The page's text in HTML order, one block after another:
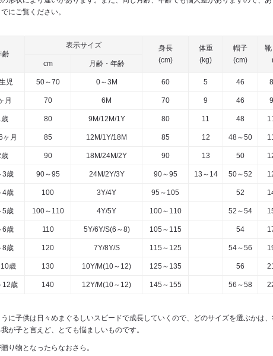
にご覧ください。
齢
表示サイズ
身長
(cm)
体重
(kg)
帽子
(cm)
cm 月齢・年齢
児 50～70 0～3M 60 5 46
月 70 6M 70 9 46
歳 80 9M/12M/1Y 80 11 48
ヶ月 85 12M/1Y/18M 85 12 48～50
90 18M/24M/2Y 90 13 50
3歳 90～95 24M/2Y/3Y 90～95 13～14 50～52
4歳 100 3Y/4Y 95～105 52
5歳 100～110 4Y/5Y 100～110 52～54
6歳 110 5Y/6Y/S(6～8) 105～115 54
8歳 120 7Y/8Y/S 115～125 54～56
歳 130 10Y/M(10～12) 125～135 56
12歳 140 12Y/M(10～12) 145～155 56～58
うに子供は日々めまぐるしいスピードで成長していくので、どのサイズを選ぶかは
が子と言えど、とても悩ましいものです。
り物となったらなおさら。